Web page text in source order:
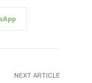
NEXT ARTICLE